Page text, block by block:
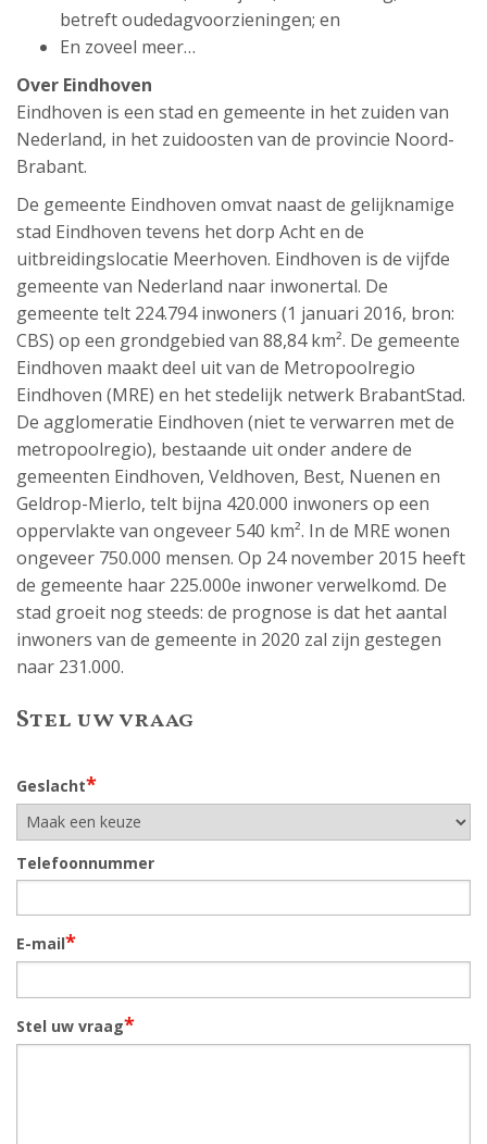
betreft oudedagvoorzieningen; en
En zoveel meer…
Over Eindhoven
Eindhoven is een stad en gemeente in het zuiden van
Nederland, in het zuidoosten van de provincie Noord-
Brabant.
De gemeente Eindhoven omvat naast de gelijknamige
stad Eindhoven tevens het dorp Acht en de
uitbreidingslocatie Meerhoven. Eindhoven is de vijfde
gemeente van Nederland naar inwonertal. De
gemeente telt 224.794 inwoners (1 januari 2016, bron:
CBS) op een grondgebied van 88,84 km². De gemeente
Eindhoven maakt deel uit van de Metropoolregio
Eindhoven (MRE) en het stedelijk netwerk BrabantStad.
De agglomeratie Eindhoven (niet te verwarren met de
metropoolregio), bestaande uit onder andere de
gemeenten Eindhoven, Veldhoven, Best, Nuenen en
Geldrop-Mierlo, telt bijna 420.000 inwoners op een
oppervlakte van ongeveer 540 km². In de MRE wonen
ongeveer 750.000 mensen. Op 24 november 2015 heeft
de gemeente haar 225.000e inwoner verwelkomd. De
stad groeit nog steeds: de prognose is dat het aantal
inwoners van de gemeente in 2020 zal zijn gestegen
naar 231.000.
Stel uw vraag
Geslacht*
Telefoonnummer
E-mail*
Stel uw vraag*